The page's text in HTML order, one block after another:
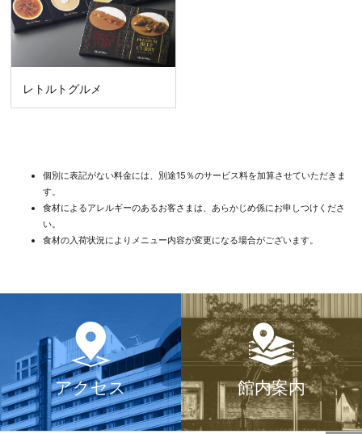
レトルトグルメ
個別に表記がない料金には、別途15％のサービス料を加算させていただきま
す。
食材によるアレルギーのあるお客さまは、あらかじめ係にお申しつけくださ
い。
食材の入荷状況によりメニュー内容が変更になる場合がございます。
アクセス 館内案内